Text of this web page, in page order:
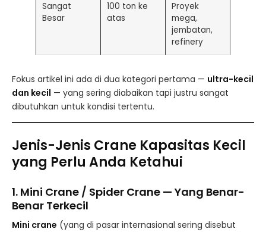
Sangat
Besar
100 ton ke
atas
Proyek
mega,
jembatan,
refinery
Fokus artikel ini ada di dua kategori pertama — ultra-kecil
dan kecil — yang sering diabaikan tapi justru sangat
dibutuhkan untuk kondisi tertentu.
Jenis-Jenis Crane Kapasitas Kecil
yang Perlu Anda Ketahui
1. Mini Crane / Spider Crane — Yang Benar-
Benar Terkecil
Mini crane (yang di pasar internasional sering disebut